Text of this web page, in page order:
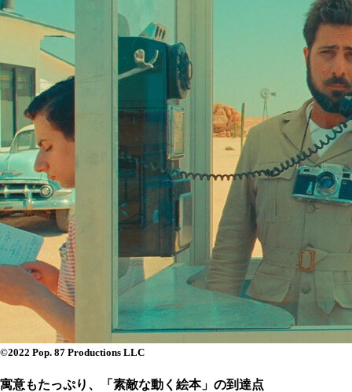
©2022 Pop. 87 Productions LLC
寓意もたっぷり、「素敵な動く絵本」の到達点